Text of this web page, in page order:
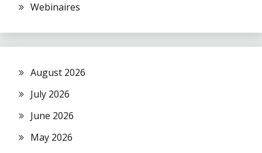
Webinaires
August 2026
July 2026
June 2026
May 2026